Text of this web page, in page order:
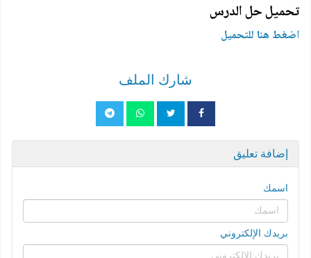
تحميل حل الدرس
اضغط هنا للتحميل
شارك الملف
إضافة تعليق
اسمك
بريدك الإلكتروني